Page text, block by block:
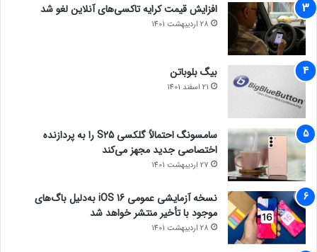
افزایش قیمت کرایه تاکسی‌های آنلاین لغو شد
28 اردیبهشت 1401
بیگ بلوباتن
21 اسفند 1401
سامسونگ احتمالاً گلکسی S25 را به پردازنده
اختصاصی جدید مجهز می‌کند
27 اردیبهشت 1401
نسخه آزمایشی عمومی iOS 16 به‌دلیل باگ‌های
موجود با تأخیر منتشر خواهد شد
28 اردیبهشت 1401